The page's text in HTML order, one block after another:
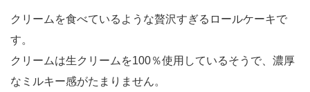
クリームを食べているような贅沢すぎるロールケーキで
す。
クリームは生クリームを100％使用しているそうで、濃厚
なミルキー感がたまりません。